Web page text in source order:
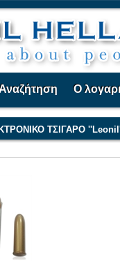
Ο
ΤΣΙΓΑΡΟ